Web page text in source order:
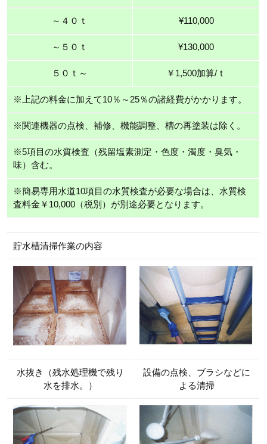
～４０ｔ ¥110,000
～５０ｔ ¥130,000
５０ｔ～ ￥1,500加算/ｔ
※上記の料金に加えて10％～25％の諸経費がかかります。
※関連機器の点検、補修、機能調整、槽の再塗装は除く。
※5項目の水質検査（残留塩素測定・色度・濁度・臭気・
味）含む。
※簡易専用水道10項目の水質検査が必要な場合は、水質検
査料金￥10,000（税別）が別途必要となります。
貯水槽清掃作業の内容
水抜き（残水処理機で残り
水を排水。）
設備の点検、ブラシなどに
よる清掃